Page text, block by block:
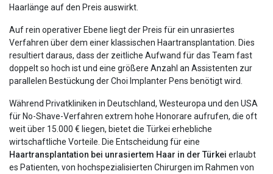
Haarlänge auf den Preis auswirkt.
Auf rein operativer Ebene liegt der Preis für ein unrasiertes
Verfahren über dem einer klassischen Haartransplantation. Dies
resultiert daraus, dass der zeitliche Aufwand für das Team fast
doppelt so hoch ist und eine größere Anzahl an Assistenten zur
parallelen Bestückung der Choi Implanter Pens benötigt wird.
Während Privatkliniken in Deutschland, Westeuropa und den USA
für No-Shave-Verfahren extrem hohe Honorare aufrufen, die oft
weit über 15.000 € liegen, bietet die Türkei erhebliche
wirtschaftliche Vorteile. Die Entscheidung für eine
Haartransplantation bei unrasiertem Haar in der Türkei erlaubt
es Patienten, von hochspezialisierten Chirurgen im Rahmen von